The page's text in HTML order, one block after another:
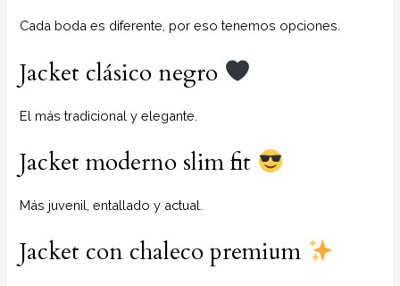
Cada boda es diferente, por eso tenemos opciones.
Jacket clásico negro
El más tradicional y elegante.
Jacket moderno slim fit
Más juvenil, entallado y actual.
Jacket con chaleco premium